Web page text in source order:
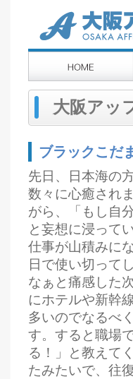
大阪アッ
ブラックこだ
先日、日本海の
数々に心癒され
がら、「もし自
と妄想に浸って
仕事が山積みに
日で使い切って
なぁと痛感した
にホテルや新幹
多いのでなるべ
す。すると職場
る！」と教えて
たみたいで、往